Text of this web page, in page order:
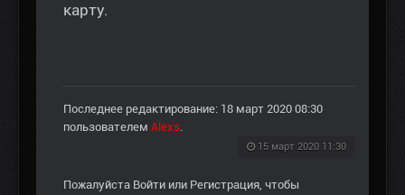
карту.
Последнее редактирование: 18 март 2020 08:30
пользователем Alexs.
15 март 2020 11:30
Пожалуйста Войти или Регистрация, чтобы